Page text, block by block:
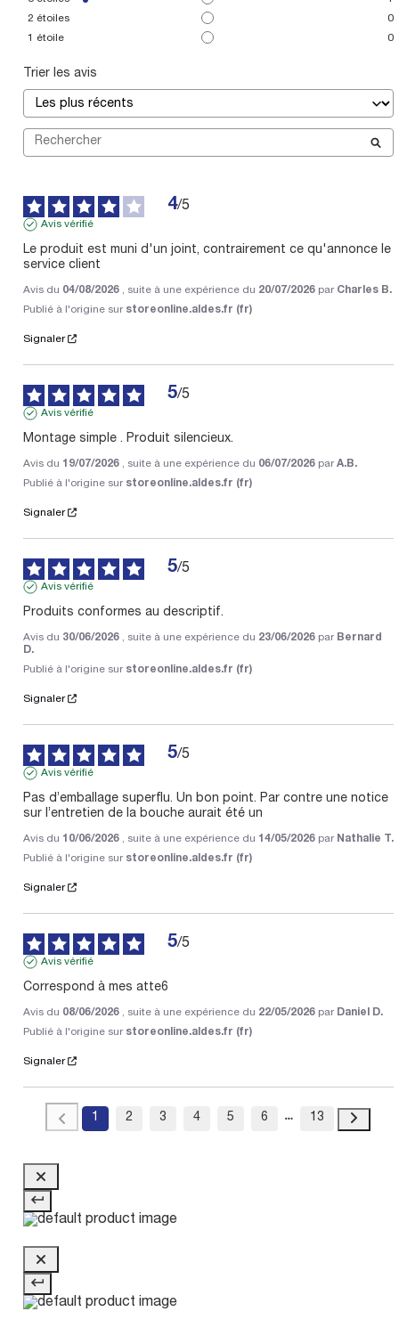
2 étoiles
0
1 étoile 0
Trier les avis
4/5
Avis vérifié
Le produit est muni d'un joint, contrairement ce qu'annonce le
service client
Avis du 04/08/2026 , suite à une expérience du 20/07/2026 par Charles B.
Publié à l'origine sur storeonline.aldes.fr (fr)
Signaler
5/5
Avis vérifié
Montage simple . Produit silencieux.
Avis du 19/07/2026 , suite à une expérience du 06/07/2026 parA.B.
Publié à l'origine sur storeonline.aldes.fr (fr)
Signaler
5/5
Avis vérifié
Produits conformes au descriptif.
Avis du 30/06/2026 , suite à une expérience du 23/06/2026 par Bernard
D.
Publié à l'origine sur storeonline.aldes.fr (fr)
Signaler
5/5
Avis vérifié
Pas d’emballage superflu. Un bon point. Par contre une notice
sur l’entretien de la bouche aurait été un
Avis du 10/06/2026 , suite à une expérience du 14/05/2026 par Nathalie T.
Publié à l'origine sur storeonline.aldes.fr (fr)
Signaler
5/5
Avis vérifié
Correspond à mes atte6
Avis du 08/06/2026 , suite à une expérience du 22/05/2026 par Daniel D.
Publié à l'origine sur storeonline.aldes.fr (fr)
Signaler
1 2 3 4 5 6 13